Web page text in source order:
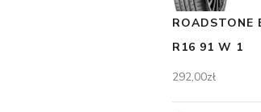
ROADSTONE
R16 91 W 1
292,00zł